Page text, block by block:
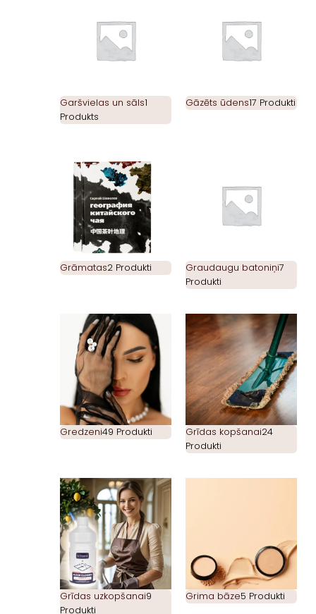
Garšvielas un sāls1
Produkts
Gāzēts ūdens17 Produkti
Grāmatas2 Produkti Graudaugu batoniņi7
Produkti
Gredzeni49 Produkti Grīdas kopšanai24
Produkti
Grīdas uzkopšanai9
Produkti
Grima bāze5 Produkti